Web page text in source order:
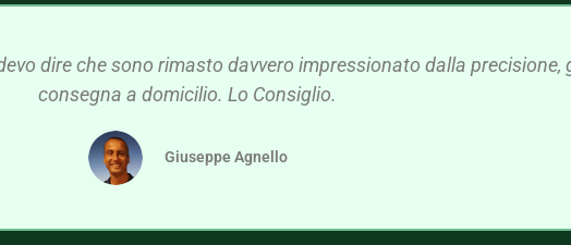
dire che sono rimasto davvero impressionato dalla precisione,
consegna a domicilio. Lo Consiglio.
Giuseppe Agnello